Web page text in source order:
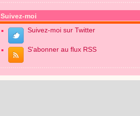
Suivez-moi
Suivez-moi sur Twitter
S'abonner au flux RSS